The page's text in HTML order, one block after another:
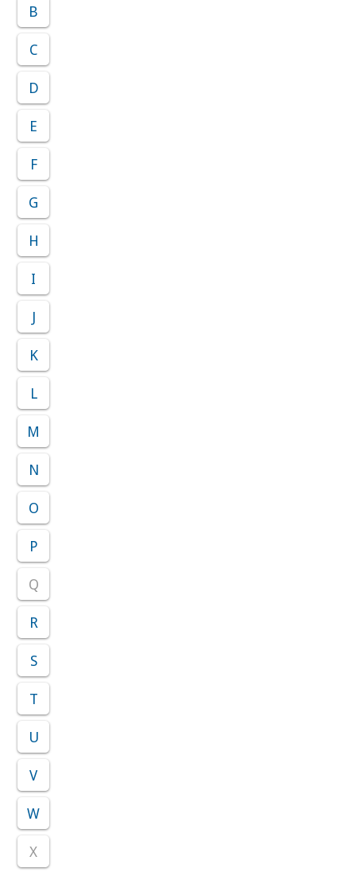
B
C
D
E
F
G
H
I
J
K
L
M
N
O
P
Q
R
S
T
U
V
W
X